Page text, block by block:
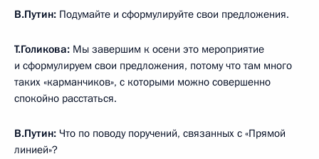
В.Путин: Подумайте и сформулируйте свои предложения.
Т.Голикова: Мы завершим к осени это мероприятие
и сформулируем свои предложения, потому что там много
таких «карманчиков», с которыми можно совершенно
спокойно расстаться.
В.Путин: Что по поводу поручений, связанных с «Прямой
линией»?